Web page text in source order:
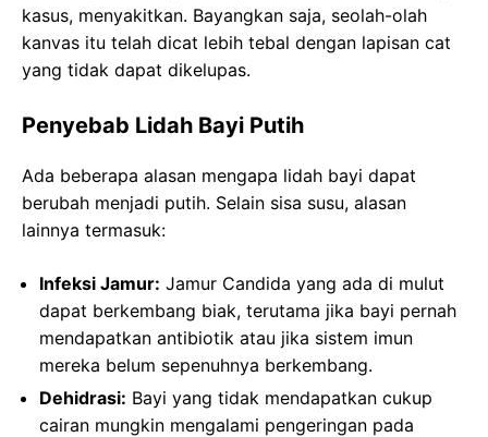
kasus, menyakitkan. Bayangkan saja, seolah-olah
kanvas itu telah dicat lebih tebal dengan lapisan cat
yang tidak dapat dikelupas.
Penyebab Lidah Bayi Putih
Ada beberapa alasan mengapa lidah bayi dapat
berubah menjadi putih. Selain sisa susu, alasan
lainnya termasuk:
Infeksi Jamur: Jamur Candida yang ada di mulut
dapat berkembang biak, terutama jika bayi pernah
mendapatkan antibiotik atau jika sistem imun
mereka belum sepenuhnya berkembang.
Dehidrasi: Bayi yang tidak mendapatkan cukup
cairan mungkin mengalami pengeringan pada